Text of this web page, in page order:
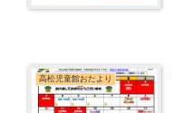
高松児童館おたより